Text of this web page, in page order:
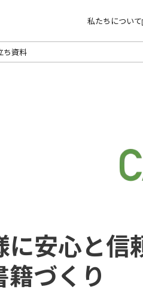
私たちについて
ち資料
に安心と信
籍づくり